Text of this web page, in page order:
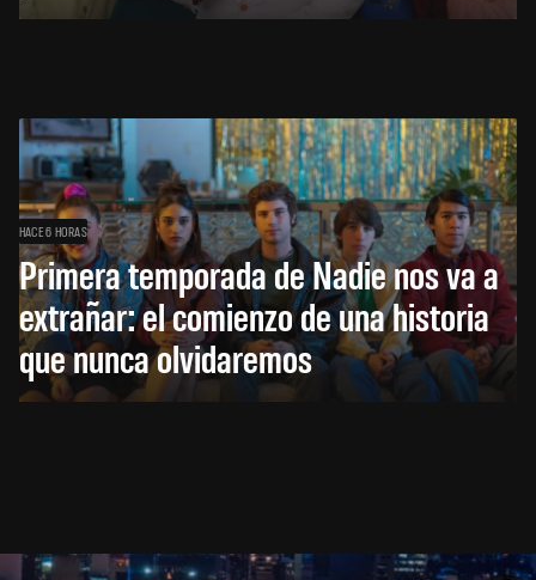
HACE 6 HORAS
Primera temporada de Nadie nos va a
extrañar: el comienzo de una historia
que nunca olvidaremos